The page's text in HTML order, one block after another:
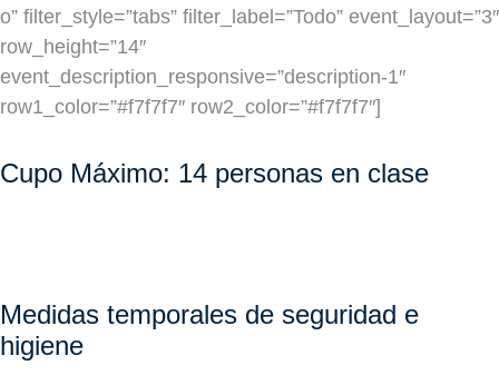
o” filter_style=”tabs” filter_label=”Todo” event_layout=”3″
row_height=”14″
event_description_responsive=”description-1″
row1_color=”#f7f7f7″ row2_color=”#f7f7f7″]
Cupo Máximo: 14 personas en clase
Medidas temporales de seguridad e
higiene